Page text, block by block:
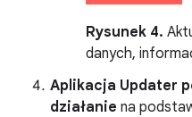
Rysunek 4.
danych,
Aplikacja Updater
działanie na